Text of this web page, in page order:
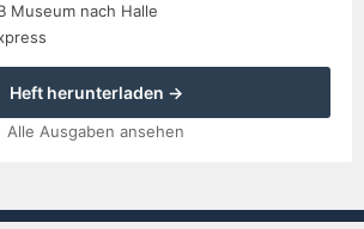
Museum nach Halle
Heft herunterladen →
Alle Ausgaben ansehen